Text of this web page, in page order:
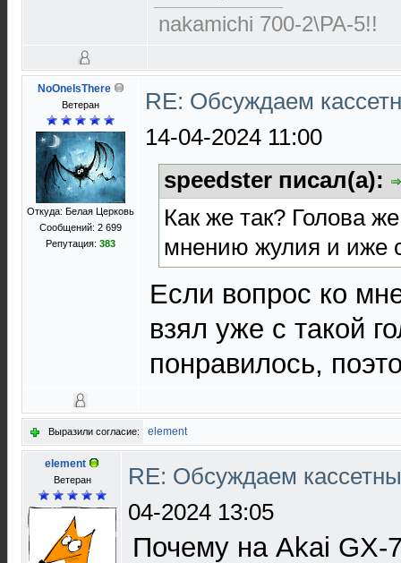
nakamichi 700-2\PA-5!!
NoOneIsThere
Ветеран
Откуда: Белая Церковь
Сообщений: 2 699
Репутация: 383
RE: Обсуждаем
14-04-2024 11:00
speedster писал(а):
Как же так? Голова
мнению жулия и иже
Если вопрос ко
взял уже с такой
понравилось,
Выразили согласие: element
element
Ветеран
RE: Обсуждаем
04-2024 13:05
Почему на Akai GX-